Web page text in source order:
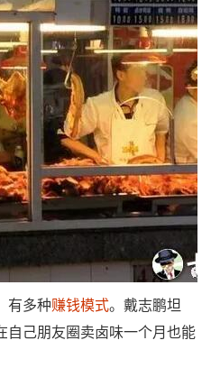
多种赚钱模式。戴志鹏坦
自己朋友圈卖卤味一个月也能